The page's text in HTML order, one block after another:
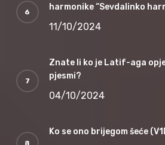
harmonike “Sevdalinko
11/10/2024
Znate li ko je Latif-aga
pjesmi?
04/10/2024
Ko se ono brijegom šeće